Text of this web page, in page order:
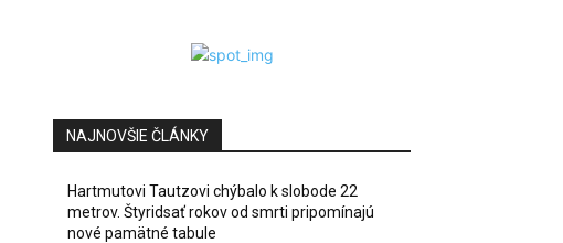
NAJNOVŠIE ČLÁNKY
Hartmutovi Tautzovi chýbalo k slobode 22
metrov. Štyridsať rokov od smrti pripomínajú
nové pamätné tabule